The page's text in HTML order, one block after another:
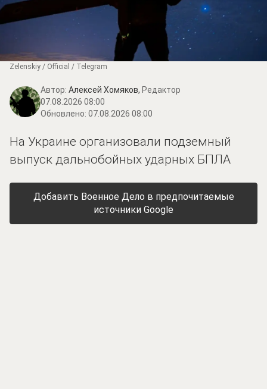
Zеlеnskiу / Оfficiаl / Telegram
Автор: Алексей Хомяков, Редактор
07.08.2026 08:00
Обновлено: 07.08.2026 08:00
На Украине организовали подземный
выпуск дальнобойных ударных БПЛА
Добавить Военное Дело в предпочитаемые
источники Google